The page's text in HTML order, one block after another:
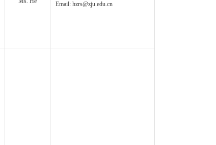
Email: hzrs@zju.edu.cn